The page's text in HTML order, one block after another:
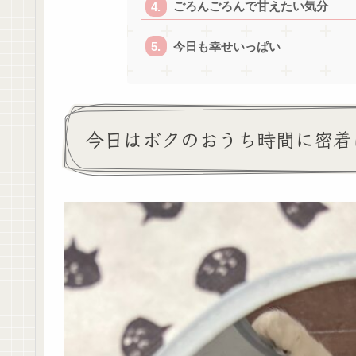
ごろんごろんで甘えたい気分
今日も幸せいっぱい
今日はボクのおうち時間に密